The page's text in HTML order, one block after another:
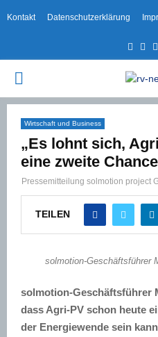
Kontakt Datenschutzerklärung
PRIMARY
MENU
Wirtschaft und Business
„Es lohnt sich,
eine zweite
Pressemitteilung solmotion project
TEILEN
solmotion-Geschäftsführer
solmotion-Geschäftsführer
dass Agri-PV schon heute
der Energiewende sein